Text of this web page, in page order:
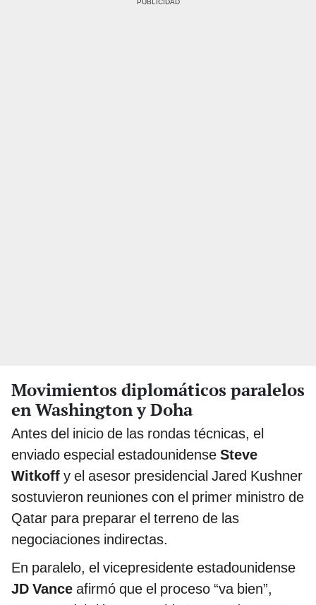
Movimientos diplomáticos paralelos
en Washington y Doha
Antes del inicio de las rondas técnicas, el
enviado especial estadounidense Steve
Witkoff y el asesor presidencial Jared Kushner
sostuvieron reuniones con el primer ministro de
Qatar para preparar el terreno de las
negociaciones indirectas.
En paralelo, el vicepresidente estadounidense
JD Vance afirmó que el proceso “va bien”,